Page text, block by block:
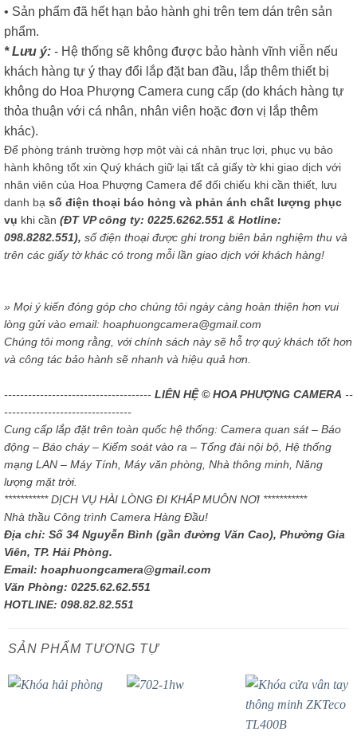
• Sản phẩm đã hết hạn bảo hành ghi trên tem dán trên sản
phẩm.
* Lưu ý: - Hệ thống sẽ không được bảo hành vĩnh viễn nếu
khách hàng tự ý thay đổi lắp đặt ban đầu, lắp thêm thiết bị
không do Hoa Phượng Camera cung cấp (do khách hàng tự
thỏa thuận với cá nhân, nhân viên hoặc đơn vị lắp thêm
khác).
Để phòng tránh trường hợp một vài cá nhân trục lợi, phục vụ bảo
hành không tốt xin Quý khách giữ lại tất cả giấy tờ khi giao dịch với
nhân viên của Hoa Phượng Camera để đối chiếu khi cần thiết, lưu
danh bạ số điện thoại báo hỏng và phản ánh chất lượng phục
vụ khi cần (ĐT VP công ty: 0225.6262.551 & Hotline:
098.8282.551), số điện thoại được ghi trong biên bản nghiệm thu và
trên các giấy tờ khác có trong mỗi lần giao dịch với khách hàng!
» Mọi ý kiến đóng góp cho chúng tôi ngày càng hoàn thiện hơn vui
lòng gửi vào email: hoaphuongcamera@gmail.com
Chúng tôi mong rằng, với chính sách này sẽ hỗ trợ quý khách tốt hơn
và công tác bảo hành sẽ nhanh và hiệu quả hơn.
------------------------------------- LIÊN HỆ © HOA PHƯỢNG CAMERA --
--------------------------------
Cung cấp lắp đặt trên toàn quốc hệ thống: Camera quan sát – Báo
động – Báo cháy – Kiểm soát vào ra – Tổng đài nội bộ, Hệ thống
mạng LAN – Máy Tính, Máy văn phòng, Nhà thông minh, Năng
lượng mặt trời.
*********** DỊCH VỤ HÀI LÒNG ĐI KHẮP MUÔN NƠI ***********
Nhà thầu Công trình Camera Hàng Đầu!
Địa chỉ: Số 34 Nguyễn Bình (gần đường Văn Cao), Phường Gia
Viên, TP. Hải Phòng.
Email: hoaphuongcamera@gmail.com
Văn Phòng: 0225.62.62.551
HOTLINE: 098.82.82.551
SẢN PHẨM TƯƠNG TỰ